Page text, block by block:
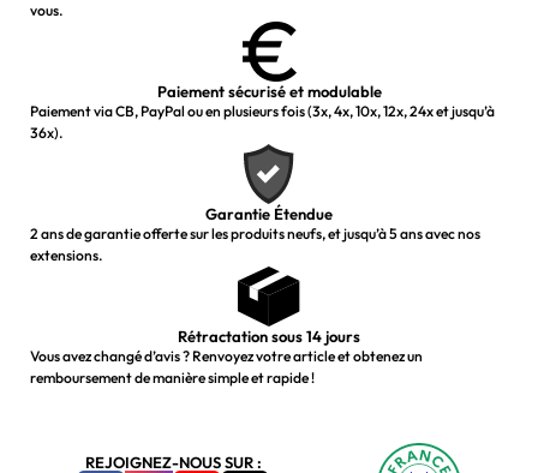
vous.
Paiement sécurisé et modulable
Paiement via CB, PayPal ou en plusieurs fois (3x, 4x, 10x, 12x, 24x et jusqu’à
36x).
Garantie Étendue
2 ans de garantie offerte sur les produits neufs, et jusqu’à 5 ans avec nos
extensions.
Rétractation sous 14 jours
Vous avez changé d’avis ? Renvoyez votre article et obtenez un
remboursement de manière simple et rapide !
REJOIGNEZ-NOUS SUR :